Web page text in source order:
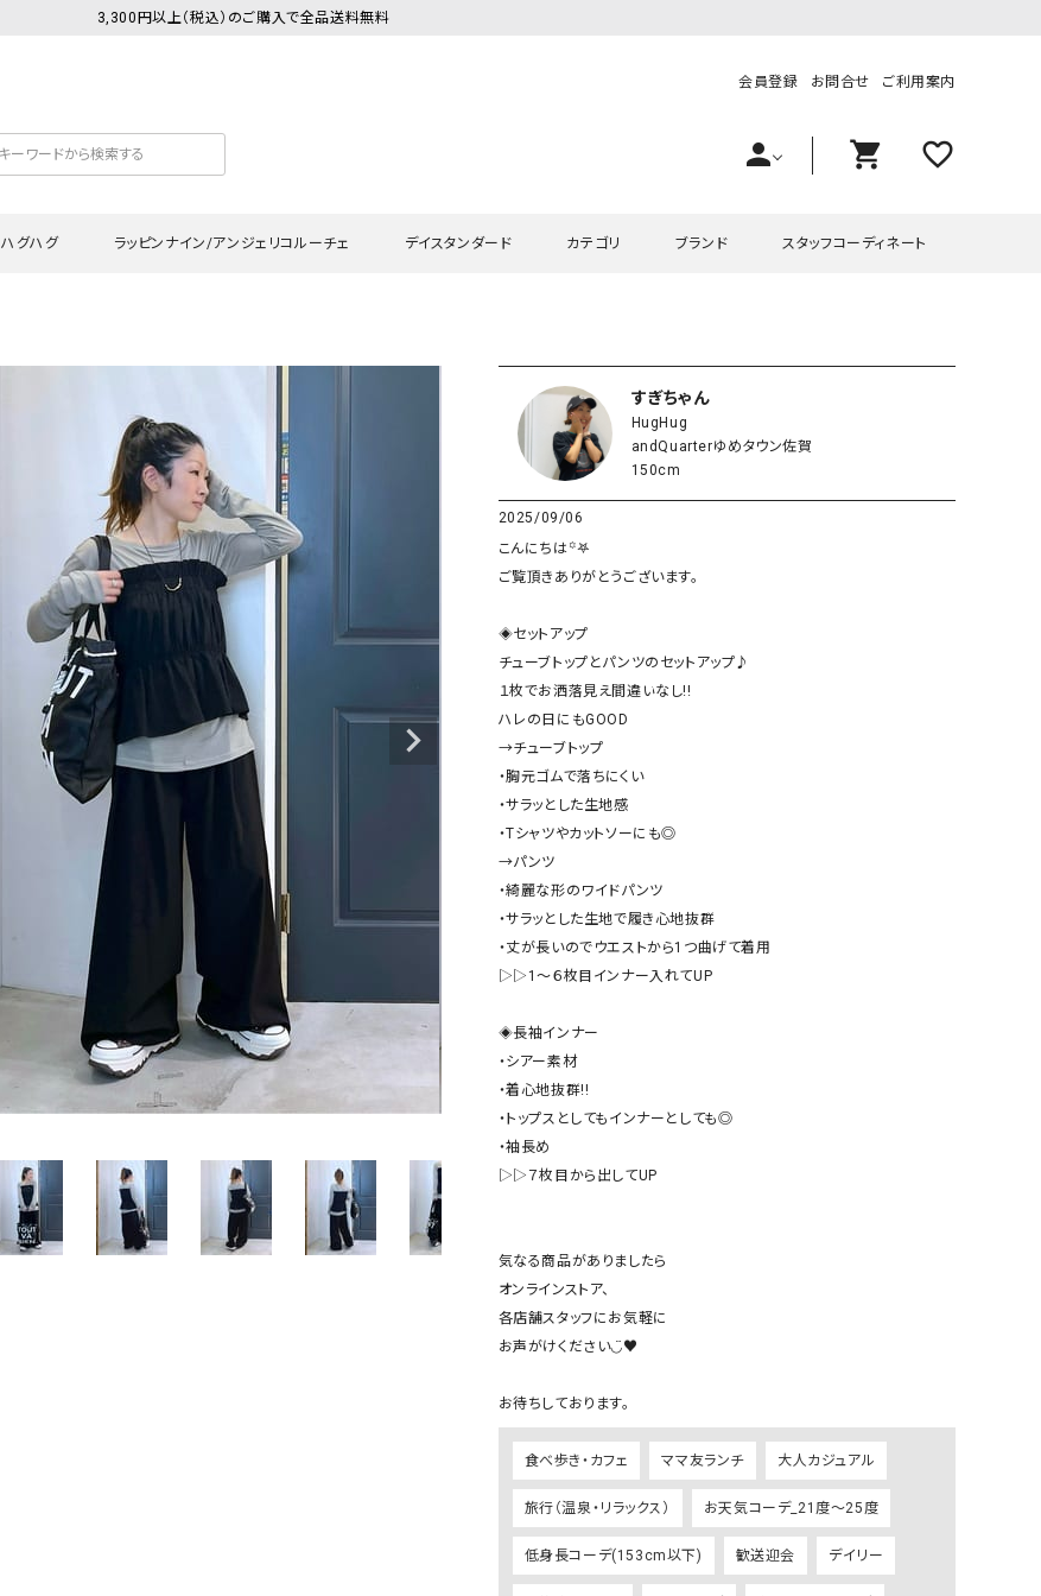
3,300円以上（税込）のご購入で全品送料無料
会員登録 お問合せ ご利用案内
person shopping_cart favorite_outline
ハグハグ
ロング・マキシ丈
その他スカート
すべて見る
ラッピンナイン/アンジェリコルーチェ
タンクトップ・キャミソール
デニムパンツ
その他のパンツ
ジャケット
その他アウター
すべて見る
デイスタンダード
チュニック
その他スカート
すべて見る
ソックス・その他雑貨
カテゴリ
ワンピース・チュニック
サロペット・オーバーオール
スカート
ジャケット・アウター
グッズ
ワンピース・チュニック
サロペット・オーバーオール
グッズ
ブランド
ラッピンナイン/アンジェリコルーチェ
hagumu（ハグム）
her.（ハードット）
and quarter（アンドクウォーター） HUMS（ハムズ）
Our.（アワードット）
Wrapin nine9（ラッピンナイン）
1%（イチ パーセント）
1 metre carre（アンメートルキャレ ）
adidas（アディダス）
ASFVLT（アスファルト）
Audition（オーディション）
CUBE SUGAR（キューブシュガー）
DENIM DUNGAREE（デニムダンガリー）
Deck（ディック） SUN VALLEY（サンバレー）
EVOL（イーボル）
SCOTCH&SODA（スコッチ
ダ）
Emma Taylor（エマテイラー） SUGAR ROSE（シュガーロ
FLAVOR TEE（フレーバーティー） squady by graphite（スカ
スタッフコーディネート
すぎちゃん
HugHug
andQuarterゆめタウン佐賀
150cm
2025/09/06
こんにちは꙳𖤐
ご覧頂きありがとうございます。
◈セットアップ
チューブトップとパンツのセットアップ♪
１枚でお洒落見え間違いなし!!
ハレの日にもGOOD
→チューブトップ
・胸元ゴムで落ちにくい
・サラッとした生地感
・Tシャツやカットソーにも◎
→パンツ
・綺麗な形のワイドパンツ
・サラッとした生地で履き心地抜群
・丈が長いのでウエストから1つ曲げて着用
▷▷1〜６枚目インナー入れてUP
◈長袖インナー
・シアー素材
・着心地抜群!!
・トップスとしてもインナーとしても◎
・袖長め
▷▷７枚目から出してUP
気なる商品がありましたら
オンラインストア、
各店舗スタッフにお気軽に
お声がけください◡̈♥︎
食べ歩き・カフェ ママ友ランチ 大人カジュアル
旅行（温泉・リラックス） お天気コーデ_21度～25度
低身長コーデ(153cm以下) 歓送迎会 デイリー